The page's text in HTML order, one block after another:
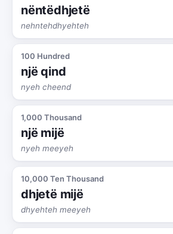
nëntëdhjetë
nehntehdhyehteh
100 Hundred
një qind
nyeh cheend
1,000 Thousand
një mijë
nyeh meeyeh
10,000 Ten Thousand
dhjetë mijë
dhyehteh meeyeh